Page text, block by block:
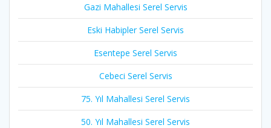
Gazi Mahallesi Serel Servis
Eski Habipler Serel Servis
Esentepe Serel Servis
Cebeci Serel Servis
75. Yıl Mahallesi Serel Servis
50. Yıl Mahallesi Serel Servis